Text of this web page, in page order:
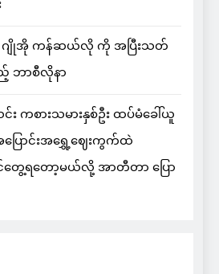
ျိုအို ကန်ဆယ်လို ကို အပြီးသတ်
ဘာစီလိုနာ
ကစားသမားနှစ်ဦး ထပ်မံခေါ်ယူ
အပြောင်းအရွှေ့ဈေးကွက်ထဲ
တွေ့ရတော့မယ်လို့ အာတီတာ ပြော